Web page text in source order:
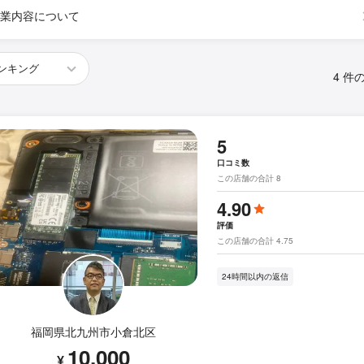
内容について
4 件
福岡県北九州市小倉北区
10,000
5
口コミ数
この店舗の合計 8
4.90
評価
この店舗の合計 4.75
24時間以内の返信